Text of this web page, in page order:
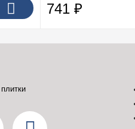
741 ₽